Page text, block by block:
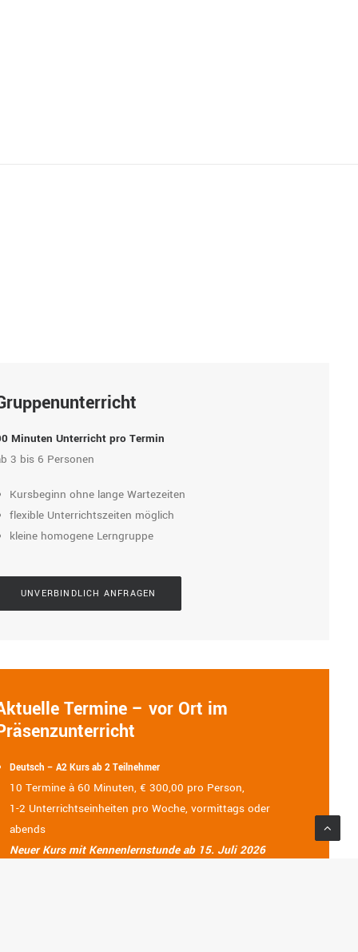
Minuten Unterricht pro Termin
3 bis 6 Personen
Kursbeginn ohne lange Wartezeiten
flexible Unterrichtszeiten möglich
kleine homogene Lerngruppe
UNVERBINDLICH ANFRAGEN
Termine – vor Ort im
Deutsch – A2 Kurs ab 2 Teilnehmer
10 Termine à 60 Minuten, € 300,00 pro Person,
1-2 Unterrichtseinheiten pro Woche, vormittags oder
abends
Neuer Kurs mit Kennenlernstunde ab 15. Juli 2026